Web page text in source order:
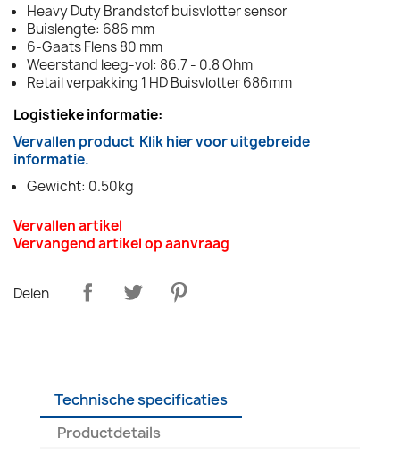
Heavy Duty Brandstof buisvlotter sensor
Buislengte: 686 mm
6-Gaats Flens 80 mm
Weerstand leeg-vol: 86.7 - 0.8 Ohm
Retail verpakking 1 HD Buisvlotter 686mm
Logistieke informatie:
Vervallen product Klik hier voor uitgebreide
informatie.
Gewicht: 0.50kg
Vervallen artikel
Vervangend artikel op aanvraag
Delen
Technische specificaties
Productdetails